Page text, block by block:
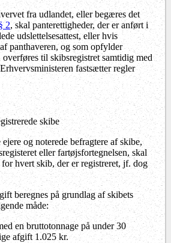
fra udlandet, eller begæres det
2, skal panterettigheder, der er anført i
udslettelsesattest, eller hvis
panthaveren, og som opfylder
overføres til skibsregistret samtidig med
fastsætter regler
skibe
og noterede befragtere af skibe,
eller fartøjsfortegnelsen, skal
hvert skib, der er registreret, jf. dog
beregnes på grundlag af skibets
måde:
en bruttotonnage på under 30
afgift 1.025 kr.